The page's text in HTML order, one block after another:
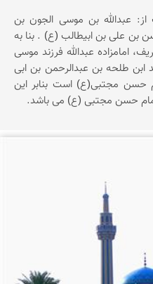
عبدالله بن موسی الجون بن
علی بن ابیطالب (ع) . بنا به
امامزاده عبدالله فرزند موسی
طلحه بن عبدالرحمن بن ابی
حسن مجتبی(ع) است بنابر این
امام حسن مجتبی (ع) می باشد.